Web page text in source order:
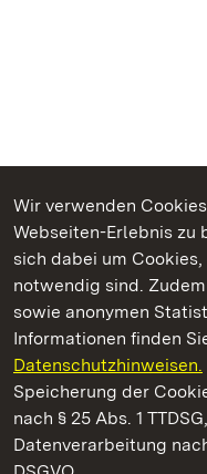
Wir verwenden
Webseiten-Erlebnis zu
sich dabei um
notwendig sind.
sowie anonymen
Informationen finden
Datenschutzhinweisen.
Speicherung der
nach § 25 Abs. 1
Datenverarbeitung
Kommen. Staunen.
Staatliche Schlösser und
Staatliche Schlösser